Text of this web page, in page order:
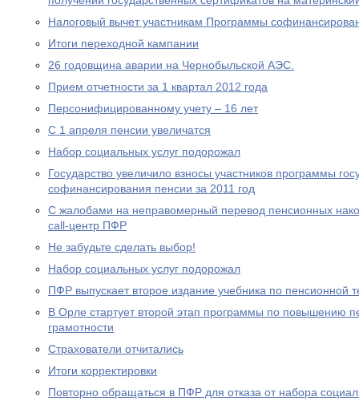
Налоговый вычет участникам Программы
Итоги переходной кампании
26 годовщина аварии на Чернобыльской АЭС.
Прием отчетности за 1 квартал 2012 года
Персонифицированному учету – 16 лет
С 1 апреля пенсии увеличатся
Набор социальных услуг подорожал
Государство увеличило взносы участников программы
софинансирования пенсии за 2011 год
С жалобами на неправомерный перевод пенсионных
call-центр ПФР
Не забудьте сделать выбор!
Набор социальных услуг подорожал
ПФР выпускает второе издание учебника по пенсионной
В Орле стартует второй этап программы по повышению
грамотности
Страхователи отчитались
Итоги корректировки
Повторно обращаться в ПФР для отказа от набора